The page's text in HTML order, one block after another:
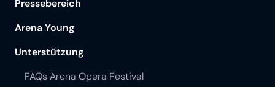
Pressebereich
Arena Young
Unterstützung
FAQs Arena Opera Festival